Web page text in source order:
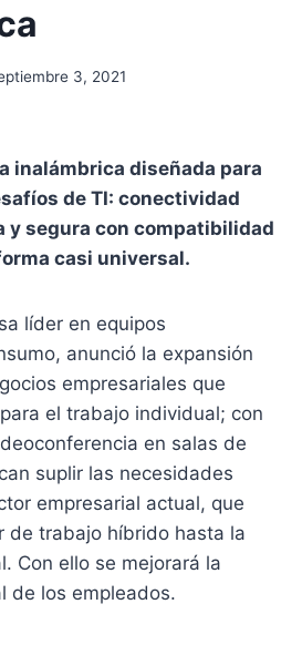
3, 2021
inalámbrica diseñada para
de TI: conectividad
y segura con compatibilidad
casi universal.
líder en equipos
anunció la expansión
empresariales que
el trabajo individual; con
en salas de
suplir las necesidades
empresarial actual, que
de trabajo híbrido hasta la
Con ello se mejorará la
de los empleados.